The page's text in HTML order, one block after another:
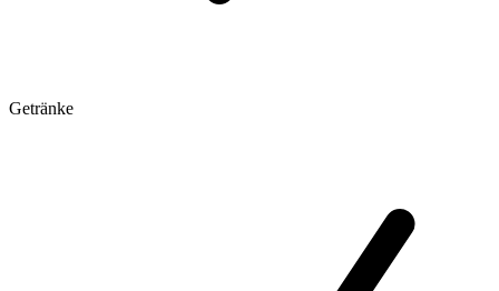
Getränke